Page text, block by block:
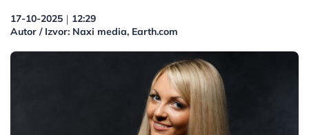
17-10-2025 | 12:29
Autor / Izvor: Naxi media, Earth.com